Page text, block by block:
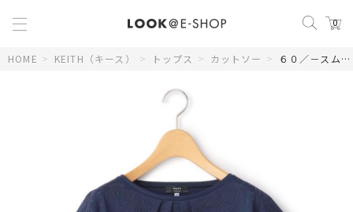
0
HOME > KEITH（キース） > トップス > カットソー > ６０／－スムースカットソーTシャツ